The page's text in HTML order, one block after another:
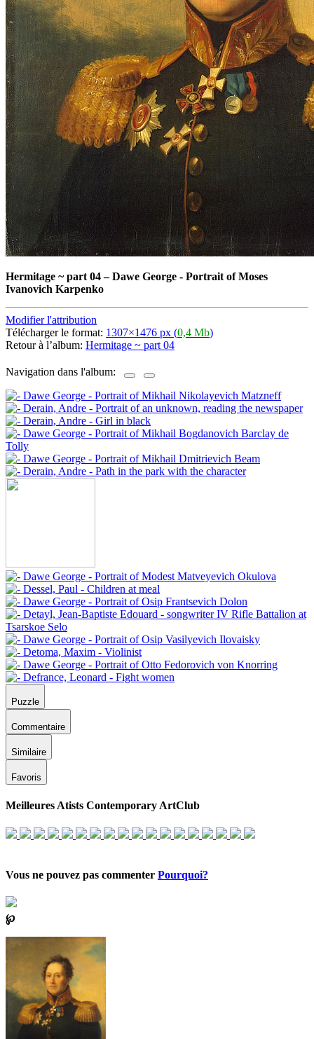
Hermitage ~ part 04–Dawe George - Portrait of Moses
Ivanovich Karpenko
Modifier l'attribution
Télécharger le format: 1307×1476 px (0,4 Mb)
Retour à l’album: Hermitage ~ part 04
Navigation dans l'album:
Puzzle
Commentaire
Similaire
Favoris
Meilleures Atists Contemporary ArtClub
Vous ne pouvez pas commenter Pourquoi?
℘